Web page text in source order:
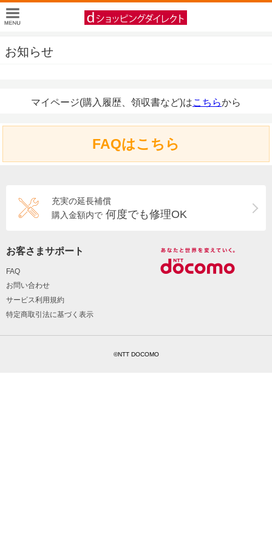
お知らせ
マイページ(購入履歴、領収書など)はこちらから
FAQはこちら
充実の延長補償
購入金額内で 何度でも修理OK
お客さまサポート
FAQ
お問い合わせ
サービス利用規約
特定商取引法に基づく表示
©NTT DOCOMO